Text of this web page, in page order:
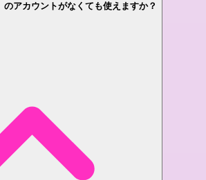
アカウントがなくても使えますか？